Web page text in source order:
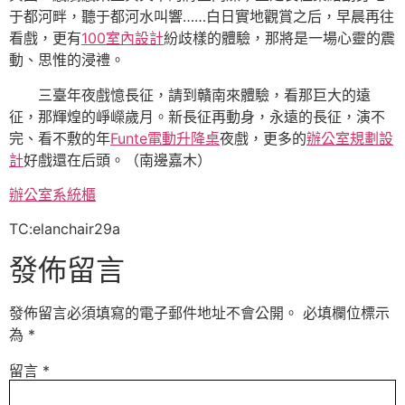
于都河畔，聽于都河水叫響……白日實地觀賞之后，早晨再往
看戲，更有100室內設計紛歧樣的體驗，那將是一場心靈的震
動、思惟的浸禮。
三臺年夜戲憶長征，請到贛南來體驗，看那巨大的遠
征，那輝煌的崢嶸歲月。新長征再動身，永遠的長征，演不
完、看不敷的年Funte電動升降桌夜戲，更多的辦公室規劃設
計好戲還在后頭。（南邊嘉木）
辦公室系統櫃
TC:elanchair29a
發佈留言
發佈留言必須填寫的電子郵件地址不會公開。 必填欄位標示
為 *
留言 *